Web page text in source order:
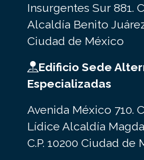
Insurgentes Sur 881.
Alcaldía Benito
Ciudad de México
Edificio Sede
Especializadas
Avenida México 710.
Lídice Alcaldía
C.P. 10200 Ciudad de